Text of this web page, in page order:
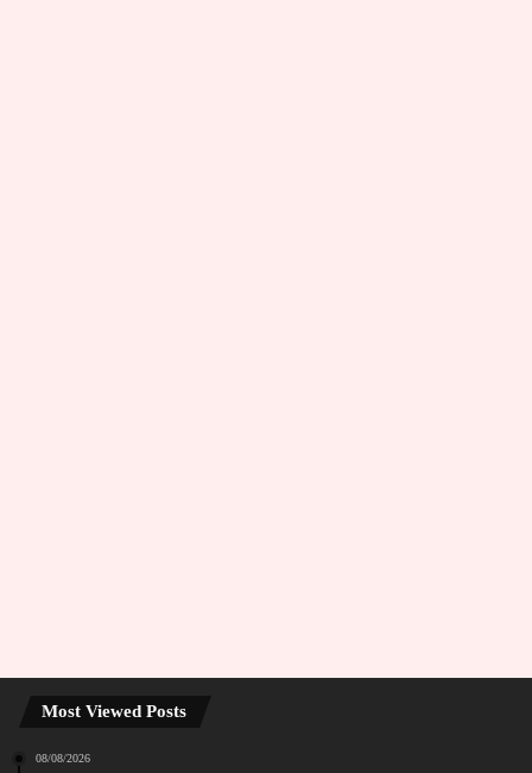
Most Viewed Posts
08/08/2026